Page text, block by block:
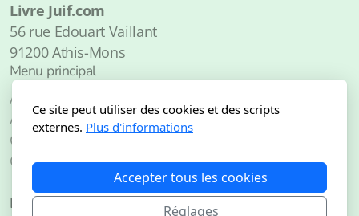
Livre Juif.com
56 rue Edouart Vaillant
91200 Athis-Mons
Menu principal
Accueil
À propos de
Catalogue
Contact
Légal
Ce site peut utiliser des cookies et des scripts
externes. Plus d'informations
Accepter tous les cookies
Réglages